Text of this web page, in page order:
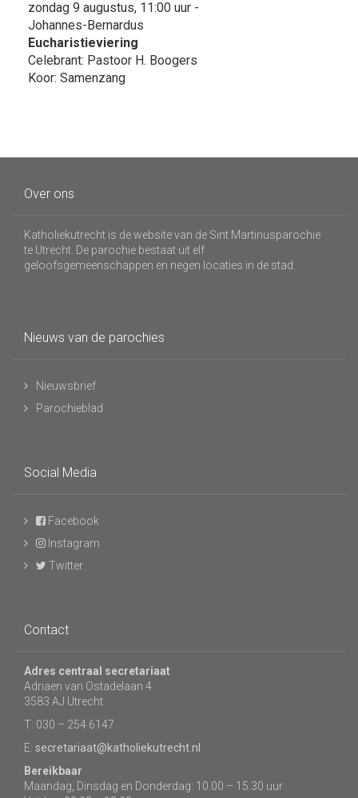
zondag 9 augustus, 11:00 uur -
Johannes-Bernardus
Eucharistieviering
Celebrant: Pastoor H. Boogers
Koor: Samenzang
Over ons
Katholiekutrecht is de website van de Sint Martinusparochie
te Utrecht. De parochie bestaat uit elf
geloofsgemeenschappen en negen locaties in de stad.
Nieuws van de parochies
Nieuwsbrief
Parochieblad
Social Media
Facebook
Instagram
Twitter
Contact
Adres centraal secretariaat
Adriaen van Ostadelaan 4
3583 AJ Utrecht
T: 030 – 254 6147
E: secretariaat@katholiekutrecht.nl
Bereikbaar
Maandag, Dinsdag en Donderdag: 10.00 – 15.30 uur